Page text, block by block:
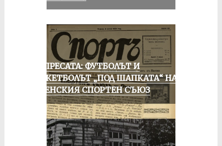
ОТ ПРЕСАТА: ФУТБОЛЪТ И
БАСКЕТБОЛЪТ „ПОД ШАПКАТА“ НА
РУСЕНСКИЯ СПОРТЕН СЪЮЗ